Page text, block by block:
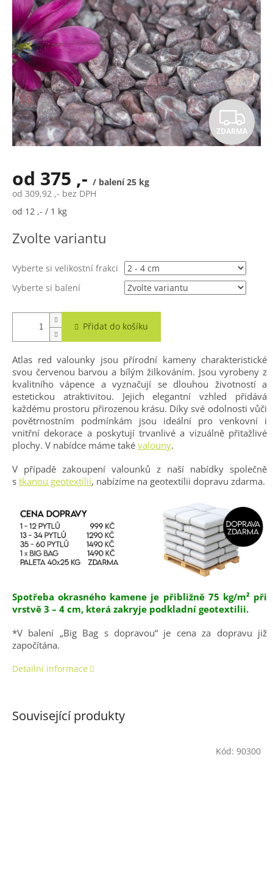
Z
D
ZDARMA
od 375 ,- / balení 25 kg
od 309,92 ,- bez DPH
Měrná
od 12 ,- / 1 kg
Zvolte variantu
Vyberte si velikostní frakci
Vyberte si balení
Přidat do košíku
Atlas red valounky jsou přírodní kameny charakteristické
svou červenou barvou a bílým žilkováním. Jsou vyrobeny z
kvalitního vápence a vyznačují se dlouhou životností a
estetickou atraktivitou. Jejich elegantní vzhled přidává
každému prostoru přirozenou krásu. Díky své odolnosti vůči
povětrnostním podmínkám jsou ideální pro venkovní i
vnitřní dekorace a poskytují trvanlivé a vizuálně přitažlivé
plochy. V nabídce máme také valouny.
V případě zakoupení valounků z naší nabídky společně
s tkanou geotextílií, nabízíme na geotextílii dopravu zdarma.
Spotřeba okrasného kamene je přibližně 75 kg/m² při
vrstvě 3 – 4 cm, která zakryje podkladní geotextilii.
*V balení „Big Bag s dopravou“ je cena za dopravu již
započítána.
Detailní informace
Související produkty
Kód: 90300